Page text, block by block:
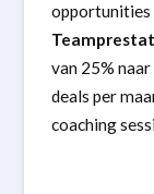
opportunities
van 25%
deals per
coaching